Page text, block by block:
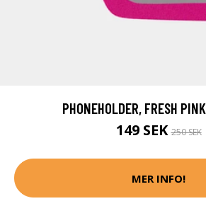
PHONEHOLDER, FRESH
149 SEK250 SEK
MER INFO!